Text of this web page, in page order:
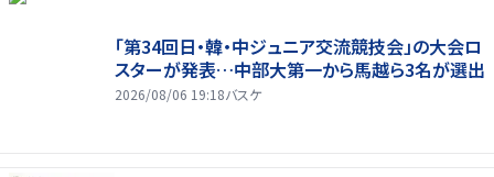
「第34回日・韓・中ジュニア交流競技会」の大会ロ
スターが発表…中部大第一から馬越ら3名が選出
2026/08/06 19:18バスケ